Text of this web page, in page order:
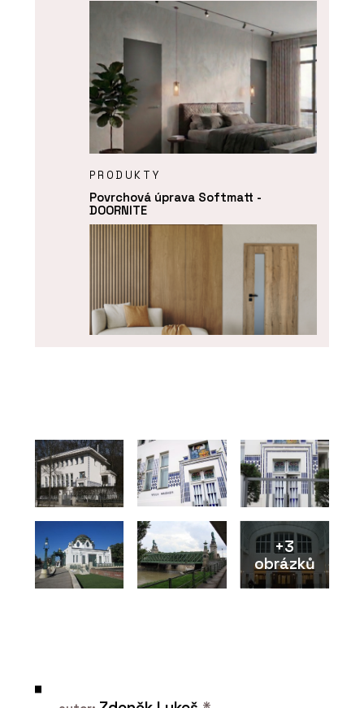
PRODUKTY
Povrchová úprava Softmatt -
DOORNITE
+3
obrázků